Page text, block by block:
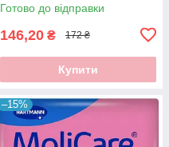
Готово до відправки
146,20 ₴ 172 ₴
Купити
–15%